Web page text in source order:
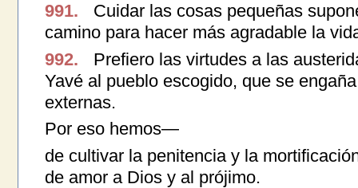
991.
Cuidar las cosas pequeñas
camino para hacer más agradable la
992.
Prefiero las virtudes a las
Yavé al pueblo escogido, que se
externas.
Por eso hemos—
de cultivar la penitencia y la
de amor a Dios y al prójimo.